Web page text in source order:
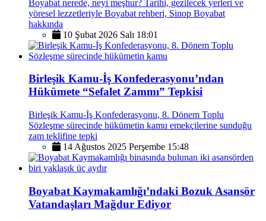
Boyabat nerede, neyi meşhur? Tarihi, gezilecek yerleri ve
yöresel lezzetleriyle Boyabat rehberi, Sinop Boyabat
hakkında
10 Şubat 2026 Salı 18:01
Birleşik Kamu-İş Konfederasyonu’ndan
Hükümete “Sefalet Zammı” Tepkisi
Birleşik Kamu-İş Konfederasyonu, 8. Dönem Toplu
Sözleşme sürecinde hükümetin kamu emekçilerine sunduğu
zam teklifine tepki
14 Ağustos 2025 Perşembe 15:48
Boyabat Kaymakamlığı’ndaki Bozuk Asansör
Vatandaşları Mağdur Ediyor